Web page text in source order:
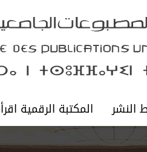
النشر المكتبة الرقمية اقرأ